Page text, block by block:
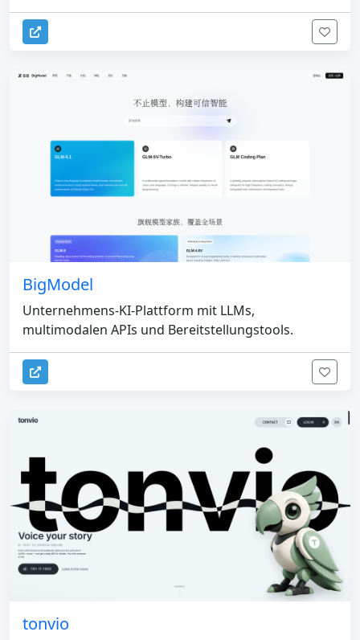
BigModel
Unternehmens-KI-Plattform mit LLMs,
multimodalen APIs und Bereitstellungstools.
tonvio